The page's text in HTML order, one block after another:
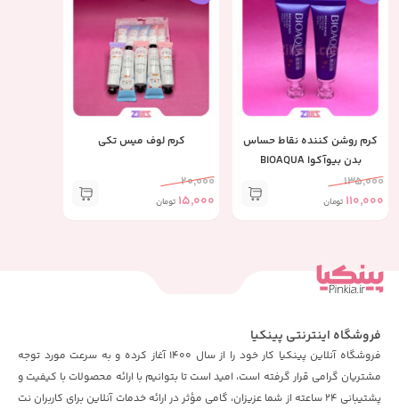
کرم روشن کننده نقاط حساس
بدن بیوآکوا BIOAQUA
135,000
110,000 تومان
کرم لوف میس تکی
20,000
15,000 تومان
فروشگاه اینترنتی پینکیا
فروشگاه آنلاین پینکیا کار خود را از سال 1400 آغاز کرده و به سرعت مورد توجه
مشتریان گرامی قرار گرفته است، امید است تا بتوانیم با ارائه محصولات با کیفیت و
پشتیبانی 24 ساعته از شما عزیزان، گامی مؤثر در ارائه خدمات آنلاین برای کاربران نت